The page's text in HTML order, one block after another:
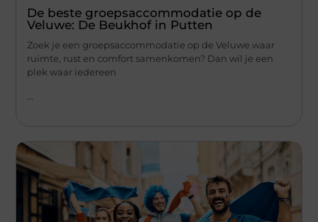
De beste groepsaccommodatie op de
Veluwe: De Beukhof in Putten
Zoek je een groepsaccommodatie op de Veluwe waar
ruimte, rust en comfort samenkomen? Dan wil je een
plek waar iedereen